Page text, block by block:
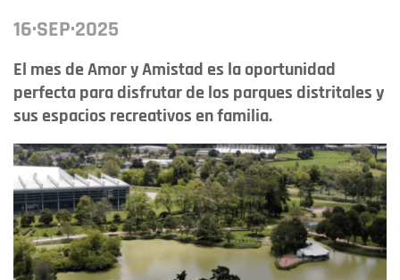
16·SEP·2025
El mes de Amor y Amistad es la oportunidad
perfecta para disfrutar de los parques distritales y
sus espacios recreativos en familia.